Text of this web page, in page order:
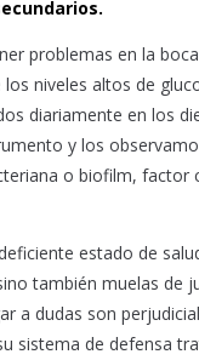
problemas en la
niveles altos de
diariamente en los
y los
o biofilm, factor
estado de
también muelas de
a dudas son
sistema de defensa